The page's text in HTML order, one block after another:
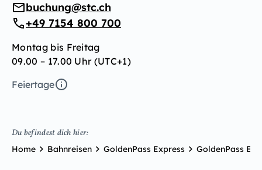
buchung@stc.ch
+49 7154 800 700
Montag bis Freitag
09.00 – 17.00 Uhr (UTC+1)
Feiertage
Du befindest dich hier:
Home Bahnreisen GoldenPass Express GoldenPass